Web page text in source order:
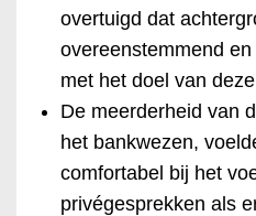
overtuigd dat
overeenstemmend
met het doel van
De meerderheid van
het bankwezen,
comfortabel bij het
privégesprekken als